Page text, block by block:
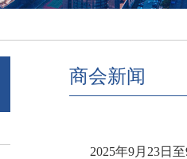
商会新闻
2025年9月23日